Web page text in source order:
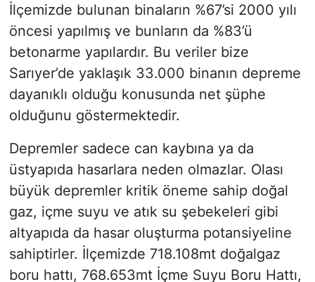
İlçemizde bulunan binaların %67’si 2000 yılı
öncesi yapılmış ve bunların da %83’ü
betonarme yapılardır. Bu veriler bize
Sarıyer’de yaklaşık 33.000 binanın depreme
dayanıklı olduğu konusunda net şüphe
olduğunu göstermektedir.
Depremler sadece can kaybına ya da
üstyapıda hasarlara neden olmazlar. Olası
büyük depremler kritik öneme sahip doğal
gaz, içme suyu ve atık su şebekeleri gibi
altyapıda da hasar oluşturma potansiyeline
sahiptirler. İlçemizde 718.108mt doğalgaz
boru hattı, 768.653mt İçme Suyu Boru Hattı,